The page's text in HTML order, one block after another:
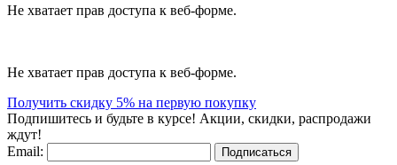
Не хватает прав доступа к веб-форме.
Не хватает прав доступа к веб-форме.
Получить скидку 5% на первую покупку
Подпишитесь и будьте в курсе! Акции, скидки, распродажи
ждут!
Email:
Подписаться